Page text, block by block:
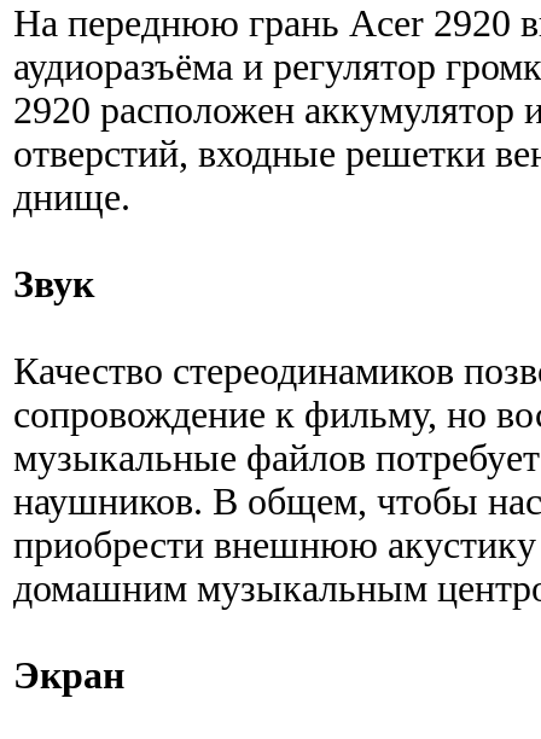
На переднюю грань Acer 2920
аудиоразъёма и регулятор
2920 расположен аккумулятор
отверстий, входные решетки
днище.
Звук
Качество стереодинамиков
сопровождение к фильму, но
музыкальные файлов
наушников. В общем, чтобы
приобрести внешнюю акустику
домашним музыкальным
Экран